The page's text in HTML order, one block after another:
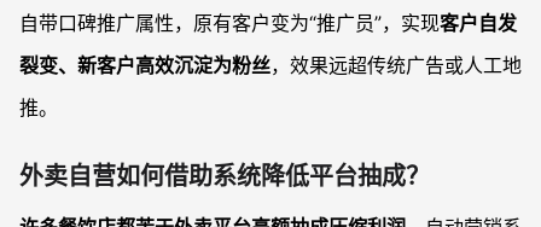
自带口碑推广属性，原有客户变为“推广员”，实现客户自发
裂变、新客户高效沉淀为粉丝，效果远超传统广告或人工地
推。
外卖自营如何借助系统降低平台抽成？